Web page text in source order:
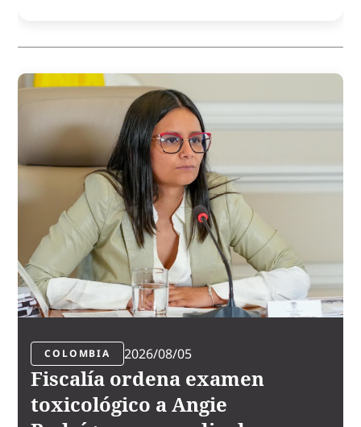
COLOMBIA 2026/08/05
Fiscalía ordena examen
toxicológico a Angie